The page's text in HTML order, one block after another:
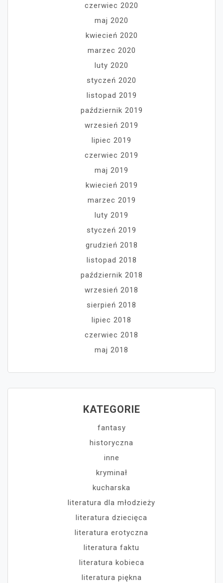
czerwiec 2020
maj 2020
kwiecień 2020
marzec 2020
luty 2020
styczeń 2020
listopad 2019
październik 2019
wrzesień 2019
lipiec 2019
czerwiec 2019
maj 2019
kwiecień 2019
marzec 2019
luty 2019
styczeń 2019
grudzień 2018
listopad 2018
październik 2018
wrzesień 2018
sierpień 2018
lipiec 2018
czerwiec 2018
maj 2018
KATEGORIE
fantasy
historyczna
inne
kryminał
kucharska
literatura dla młodzieży
literatura dziecięca
literatura erotyczna
literatura faktu
literatura kobieca
literatura piękna